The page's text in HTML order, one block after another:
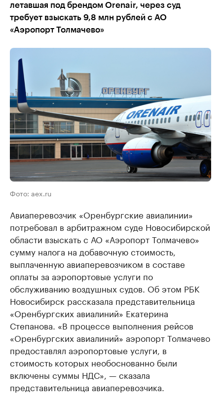
летавшая под брендом Orenair, через суд
требует взыскать 9,8 млн рублей с АО
«Аэропорт Толмачево»
Фото: aex.ru
Авиаперевозчик «Оренбургские авиалинии»
потребовал в арбитражном суде Новосибирской
области взыскать с АО «Аэропорт Толмачево»
сумму налога на добавочную стоимость,
выплаченную авиаперевозчиком в составе
оплаты за аэропортовые услуги по
обслуживанию воздушных судов. Об этом РБК
Новосибирск рассказала представительница
«Оренбургских авиалиний» Екатерина
Степанова. «В процессе выполнения рейсов
«Оренбургских авиалиний» аэропорт Толмачево
предоставлял аэропортовые услуги, в
стоимость которых необоснованно были
включены суммы НДС», — сказала
представительница авиаперевозчика.